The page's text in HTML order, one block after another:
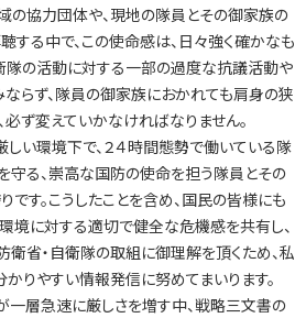
の協力団体や、現地の隊員とその御家族の
る中で、この使命感は、日々強く確かなも
隊の活動に対する一部の過度な抗議活動や
らず、隊員の御家族におかれても肩身の狭
ず変えていかなければなりません。
い環境下で、２４時間態勢で働いている隊
守る、崇高な国防の使命を担う隊員とその
です。こうしたことを含め、国民の皆様にも
境に対する適切で健全な危機感を共有し、
衛省・自衛隊の取組に御理解を頂くため、私
りやすい情報発信に努めてまいります。
層急速に厳しさを増す中、戦略三文書の